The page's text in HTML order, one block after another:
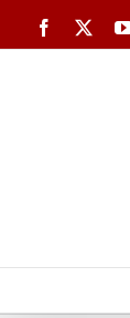
to
Facebook